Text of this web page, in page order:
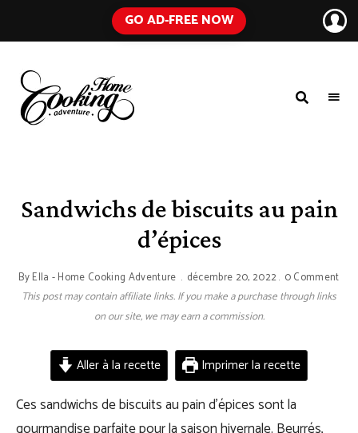
GO AD-FREE NOW
Everyday
Ingredients
Sandwichs de biscuits au pain
d’épices
ByElla - Home Cooking Adventure décembre 20, 2022 0 Comment
This post may contain affiliate links. If you make a purchase through links
on our site, we may earn a commission.
Aller à la recette Imprimer la recette
Ces sandwichs de biscuits au pain d’épices sont la